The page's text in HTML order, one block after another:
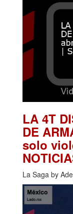
LA 4T
DE
solo
La Saga by